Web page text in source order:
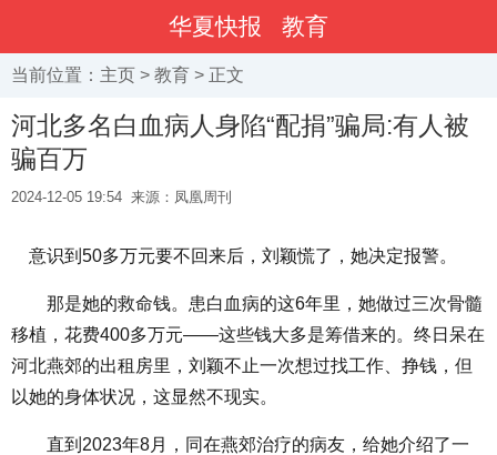
华夏快报 教育
当前位置： 主页 > 教育 > 正文
河北多名白血病人身陷“配捐”骗局:有人被
骗百万
2024-12-05 19:54 来源：凤凰周刊
意识到50多万元要不回来后，刘颖慌了，她决定报警。
那是她的救命钱。患白血病的这6年里，她做过三次骨髓
移植，花费400多万元——这些钱大多是筹借来的。终日呆在
河北燕郊的出租房里，刘颖不止一次想过找工作、挣钱，但
以她的身体状况，这显然不现实。
直到2023年8月，同在燕郊治疗的病友，给她介绍了一